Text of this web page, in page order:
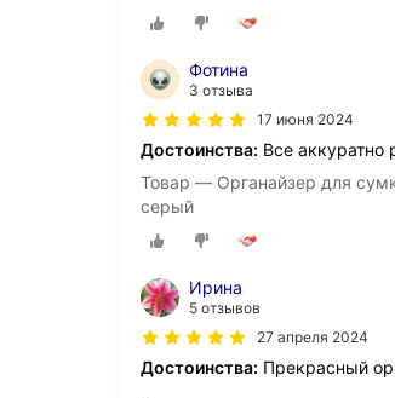
Фотина
3 отзыва
17 июня 2024
Достоинства: Все
Товар — Органайзер для
серый
Ирина
5 отзывов
27 апреля 2024
Достоинства: Прекрасный